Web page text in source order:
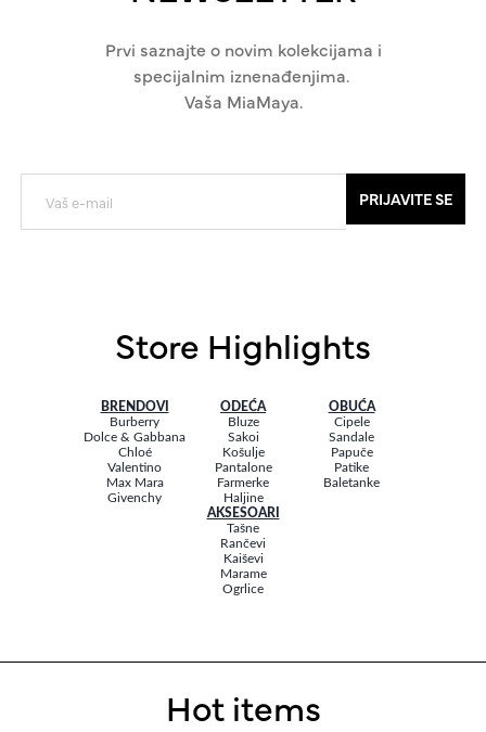
Prvi saznajte o novim kolekcijama i
specijalnim iznenađenjima.
Vaša MiaMaya.
PRIJAVITE SE
Store Highlights
BRENDOVI
Burberry
Dolce & Gabbana
Chloé
Valentino
Max Mara
Givenchy
ODEĆA
Bluze
Sakoi
Košulje
Pantalone
Farmerke
Haljine
OBUĆA
Cipele
Sandale
Papuče
Patike
Baletanke
AKSESOARI
Tašne
Rančevi
Kaiševi
Marame
Ogrlice
Hot items